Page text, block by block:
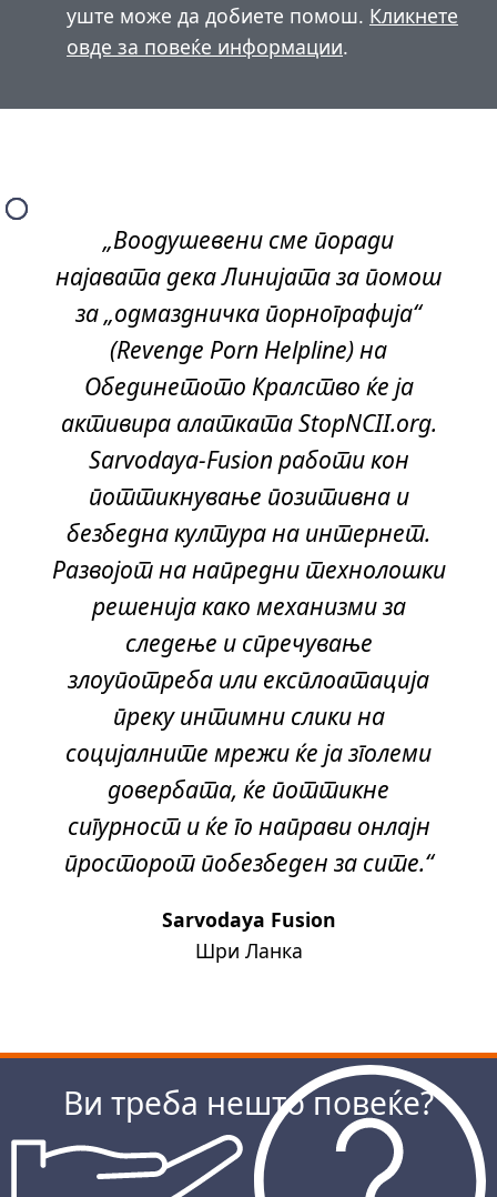
уште може да добиете помош. Кликнете
овде за повеќе информации.
„Воодушевени сме поради
најавата дека Линијата за помош
за „одмаздничка порнографија“
(Revenge Porn Helpline) на
Обединетото Кралство ќе ја
активира алатката StopNCII.org.
Sarvodaya-Fusion работи кон
поттикнување позитивна и
безбедна култура на интернет.
Развојот на напредни технолошки
решенија како механизми за
следење и спречување
злоупотреба или експлоатација
преку интимни слики на
социјалните мрежи ќе ја зголеми
довербата, ќе поттикне
сигурност и ќе го направи онлајн
просторот побезбеден за сите.“
Sarvodaya Fusion
Шри Ланка
Следно
Ви треба нешто повеќе?